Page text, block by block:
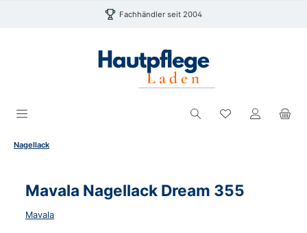
Zum Hauptinhalt springen Fachhändler seit 2004
Du hast 0
Nagellack
Mavala Nagellack Dream 355
Mavala